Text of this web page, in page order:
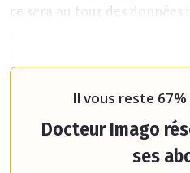
ce sera au tour des données
Il vous reste 67%
Docteur Imago
ses